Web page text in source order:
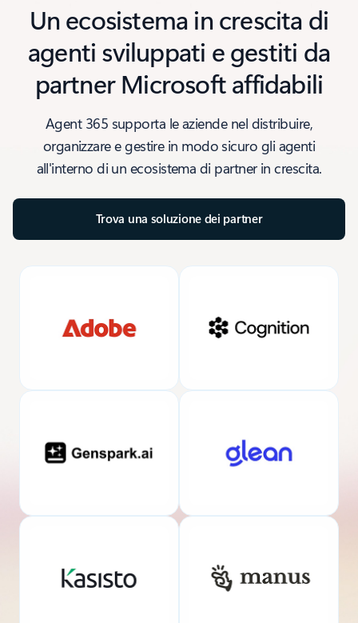
Un ecosistema in crescita di
agenti sviluppati e gestiti da
partner Microsoft affidabili
Agent 365 supporta le aziende nel distribuire,
organizzare e gestire in modo sicuro gli agenti
all'interno di un ecosistema di partner in crescita.
Trova una soluzione dei partner